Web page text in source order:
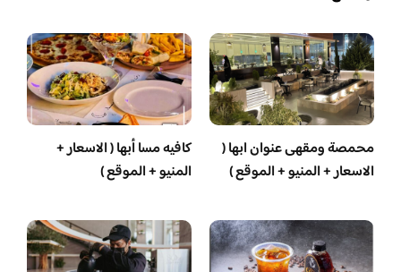
محمصة ومقهى عنوان ابها (
الاسعار + المنيو + الموقع )
كافيه مسا أبها ( الاسعار +
المنيو + الموقع )